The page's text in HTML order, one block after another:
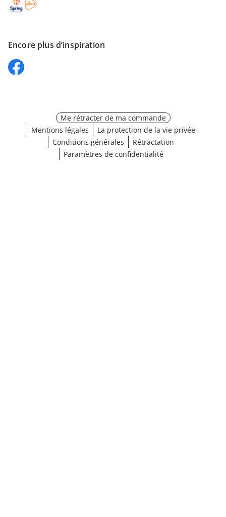
Encore plus d’inspiration
Me rétracter de ma commande
Mentions légales
La protection de la vie privée
Conditions générales
Rétractation
Paramètres de confidentialité